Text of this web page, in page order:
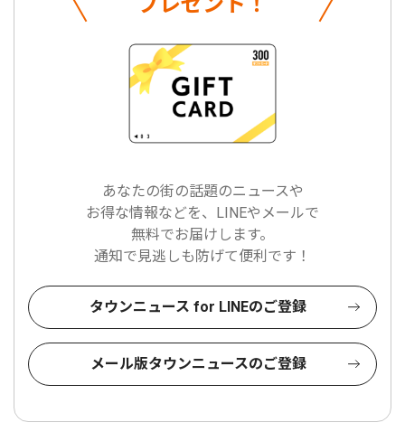
あなたの街の話題のニュースや
お得な情報などを、LINEやメールで
無料でお届けします。
通知で見逃しも防げて便利です！
タウンニュース for LINEのご登録
メール版タウンニュースのご登録